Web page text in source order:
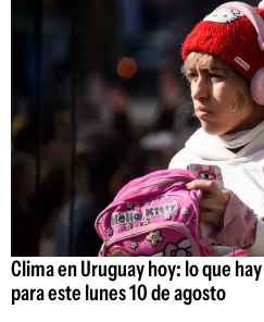
Clima en Uruguay hoy: lo que
para este lunes 10 de agosto